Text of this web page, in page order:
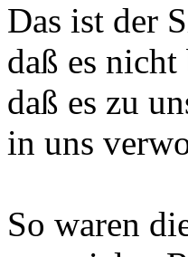
Das ist der
daß es
daß es zu
in uns
So waren